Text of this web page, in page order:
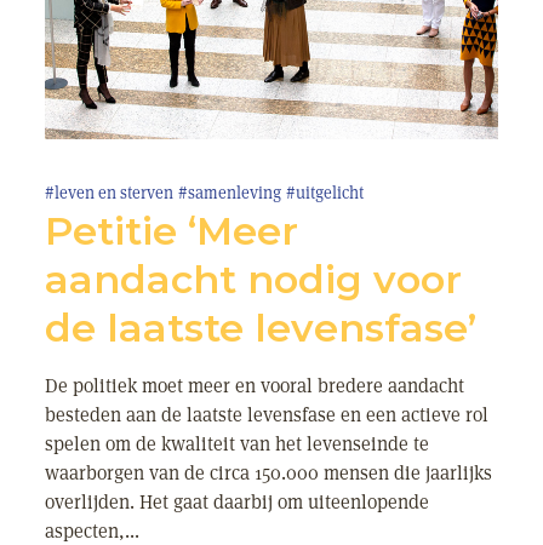
#leven en sterven #samenleving #uitgelicht
Petitie ‘Meer
aandacht nodig voor
de laatste levensfase’
De politiek moet meer en vooral bredere aandacht
besteden aan de laatste levensfase en een actieve rol
spelen om de kwaliteit van het levenseinde te
waarborgen van de circa 150.000 mensen die jaarlijks
overlijden. Het gaat daarbij om uiteenlopende
aspecten,...